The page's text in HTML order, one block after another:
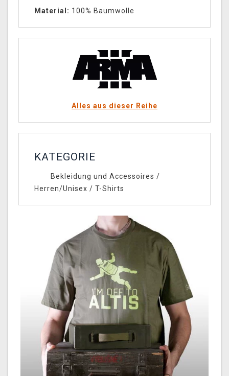
Material: 100% Baumwolle
Alles aus dieser Reihe
KATEGORIE
Bekleidung und Accessoires /
Herren/Unisex / T-Shirts